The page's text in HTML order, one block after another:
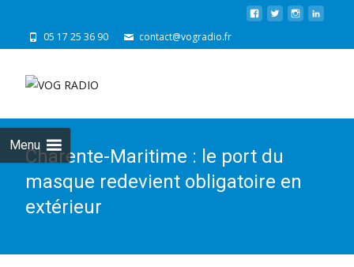
05 17 25 36 90 contact@vogradio.fr
Menu
Charente-Maritime : le port du
masque redevient obligatoire en
extérieur